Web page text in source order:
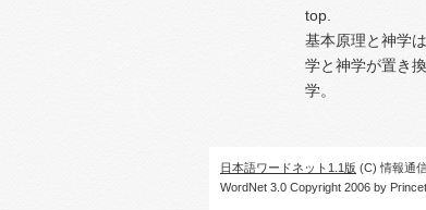
top.
基本原理と神学
学と神学が置き
学。
日本語ワードネット1.1版 (C) 情報通
WordNet 3.0 Copyright 2006 by